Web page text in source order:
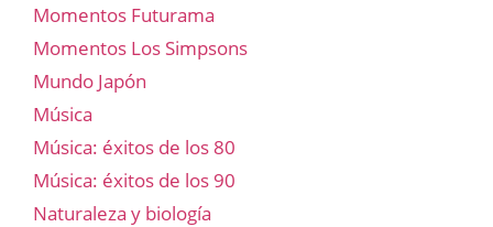
Momentos Futurama
Momentos Los Simpsons
Mundo Japón
Música
Música: éxitos de los 80
Música: éxitos de los 90
Naturaleza y biología